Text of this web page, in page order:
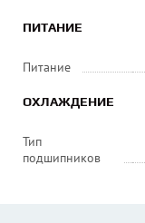
ПИТАНИЕ
Питание
ОХЛАЖДЕНИЕ
Тип
подшипников